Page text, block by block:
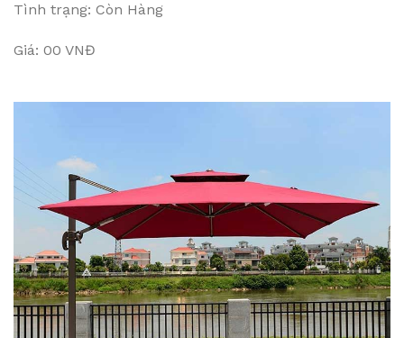
Tình trạng: Còn Hàng
Giá: 00 VNĐ